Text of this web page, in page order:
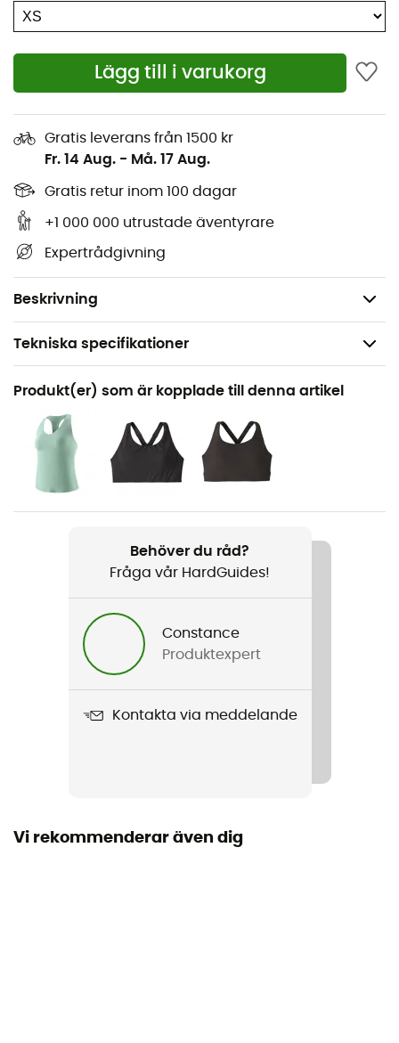
Lägg till i varukorg
Gratis leverans från 1500 kr
Fr. 14 Aug. - Må. 17 Aug.
Gratis retur inom 100 dagar
+1 000 000 utrustade äventyrare
Expertrådgivning
Beskrivning
tillverkad av
, ett material
innebär att bidra till att minska plastföroreningar i
Ficka centrerad på baksidan
Platta sömmar för att undvika skav
Optimal komfort och rörelsefrihet tack vare den
vikta midjan framtill och det integrerade elastiska
bandet på baksidan
150 g
Tekniska specifikationer
Rekommenderad för
Vandring / Löpning / Den dagliga
Dam
Vikt
Maipo 7/8 Tights
Fair Trade Certified™ / Återvunnen
Reflekterande inslag
Produkt(er) som är kopplade till denna artikel
Behöver du råd?
Fråga vår HardGuides!
Constance
Produktexpert
Kontakta via meddelande
Vi rekommenderar även dig